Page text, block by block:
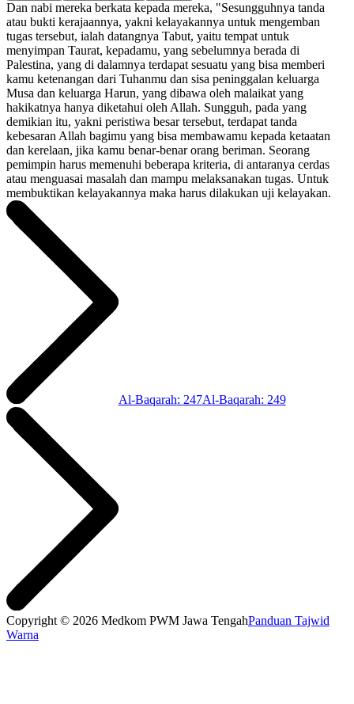
Dan nabi mereka berkata kepada mereka, "Sesungguhnya tanda
atau bukti kerajaannya, yakni kelayakannya untuk mengemban
tugas tersebut, ialah datangnya Tabut, yaitu tempat untuk
menyimpan Taurat, kepadamu, yang sebelumnya berada di
Palestina, yang di dalamnya terdapat sesuatu yang bisa memberi
kamu ketenangan dari Tuhanmu dan sisa peninggalan keluarga
Musa dan keluarga Harun, yang dibawa oleh malaikat yang
hakikatnya hanya diketahui oleh Allah. Sungguh, pada yang
demikian itu, yakni peristiwa besar tersebut, terdapat tanda
kebesaran Allah bagimu yang bisa membawamu kepada ketaatan
dan kerelaan, jika kamu benar-benar orang beriman. Seorang
pemimpin harus memenuhi beberapa kriteria, di antaranya cerdas
atau menguasai masalah dan mampu melaksanakan tugas. Untuk
membuktikan kelayakannya maka harus dilakukan uji kelayakan.
Al-Baqarah: 247Al-Baqarah: 249
Copyright © 2026 Medkom PWM Jawa TengahPanduan Tajwid
Warna